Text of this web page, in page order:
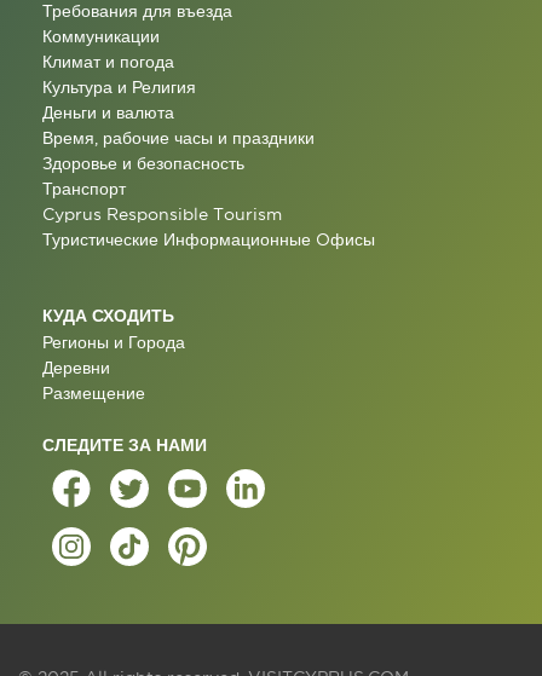
Требования для въезда
Коммуникации
Климат и погода
Культура и Религия
Деньги и валюта
Время, рабочие часы и праздники
Здоровье и безопасность
Транспорт
Cyprus Responsible Tourism
Туристические Информационные Oфисы
КУДА СХОДИТЬ
Регионы и Города
Деревни
Размещение
СЛЕДИТЕ ЗА НАМИ